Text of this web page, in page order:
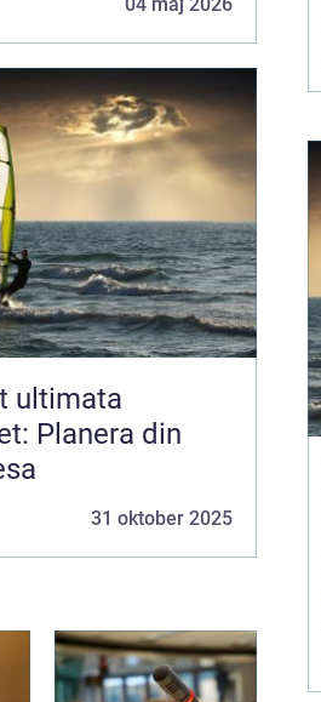
ultimata
Planera din
31 oktober 2025